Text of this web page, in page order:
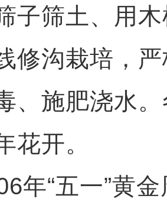
子筛土、用
修沟栽培，
、施肥浇水
花开。
“五一”黄金